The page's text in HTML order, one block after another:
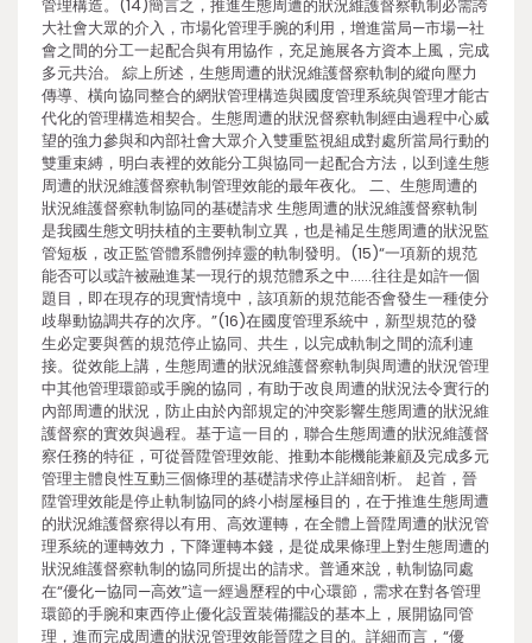
管理構造。(14)簡言之，推進生態周遭的狀況維護督察軌制必需誇
大社會大眾的介入，市場化管理手腕的利用，增進當局—市場—社
會之間的分工一起配合與有用協作，充足施展各方資本上風，完成
多元共治。 綜上所述，生態周遭的狀況維護督察軌制的縱向壓力
傳導、橫向協同整合的網狀管理構造與國度管理系統與管理才能古
代化的管理構造相契合。生態周遭的狀況督察軌制經由過程中心威
望的強力參與和內部社會大眾介入雙重監視組成對處所當局行動的
雙重束縛，明白表裡的效能分工與協同一起配合方法，以到達生態
周遭的狀況維護督察軌制管理效能的最年夜化。 二、生態周遭的
狀況維護督察軌制協同的基礎請求 生態周遭的狀況維護督察軌制
是我國生態文明扶植的主要軌制立異，也是補足生態周遭的狀況監
管短板，改正監管體系體例掉靈的軌制發明。(15)“一項新的規范
能否可以或許被融進某一現行的規范體系之中……往往是如許一個
題目，即在現存的現實情境中，該項新的規范能否會發生一種使分
歧舉動協調共存的次序。”(16)在國度管理系統中，新型規范的發
生必定要與舊的規范停止協同、共生，以完成軌制之間的流利連
接。從效能上講，生態周遭的狀況維護督察軌制與周遭的狀況管理
中其他管理環節或手腕的協同，有助于改良周遭的狀況法令實行的
內部周遭的狀況，防止由於內部規定的沖突影響生態周遭的狀況維
護督察的實效與過程。基于這一目的，聯合生態周遭的狀況維護督
察任務的特征，可從晉陞管理效能、推動本能機能兼顧及完成多元
管理主體良性互動三個條理的基礎請求停止詳細剖析。 起首，晉
陞管理效能是停止軌制協同的終小樹屋極目的，在于推進生態周遭
的狀況維護督察得以有用、高效運轉，在全體上晉陞周遭的狀況管
理系統的運轉效力，下降運轉本錢，是從成果條理上對生態周遭的
狀況維護督察軌制的協同所提出的請求。普通來說，軌制協同處
在“優化—協同—高效”這一經過歷程的中心環節，需求在對各管理
環節的手腕和東西停止優化設置裝備擺設的基本上，展開協同管
理，進而完成周遭的狀況管理效能晉陞之目的。詳細而言，“優